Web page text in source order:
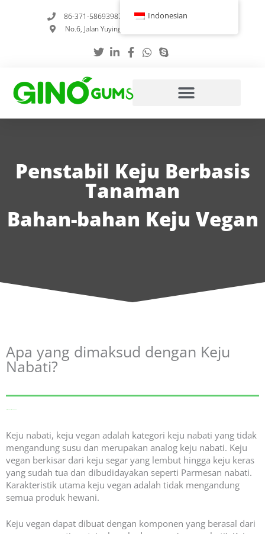
86-371-58693987
info@gumstabilizer.com
No.6, Jalan Yuying, Zhengzhou, Henan, Tiongkok
Penstabil Keju Berbasis
Tanaman
Bahan-bahan Keju Vegan
Apa yang dimaksud dengan Keju
Nabati?
Keju nabati, keju vegan adalah kategori keju nabati yang tidak
mengandung susu dan merupakan analog keju nabati. Keju
vegan berkisar dari keju segar yang lembut hingga keju keras
yang sudah tua dan dibudidayakan seperti Parmesan nabati.
Karakteristik utama keju vegan adalah tidak mengandung
semua produk hewani.
Keju vegan dapat dibuat dengan komponen yang berasal dari
Indonesian